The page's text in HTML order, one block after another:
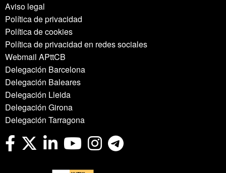
Aviso legal
Política de privacidad
Política de cookies
Política de privacidad en redes sociales
Webmail APttCB
Delegación Barcelona
Delegación Baleares
Delegación Lleida
Delegación Girona
Delegación Tarragona